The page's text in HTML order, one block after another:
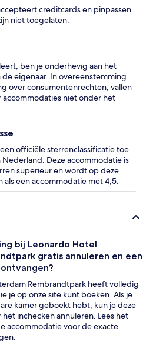
creditcards en pinpassen.
niet toegelaten.
ben je onderhevig aan het
eigenaar. In overeenstemming
over consumentenrechten, vallen
accommodaties niet onder het
officiële sterrenclassificatie toe
Nederland. Deze accommodatie is
superieur en wordt op deze
een accommodatie met 4,5.
bij Leonardo Hotel
gratis annuleren en een
Rembrandtpark heeft volledig
je op onze site kunt boeken. Als je
kamer geboekt hebt, kun je deze
inchecken annuleren. Lees het
accommodatie voor de exacte